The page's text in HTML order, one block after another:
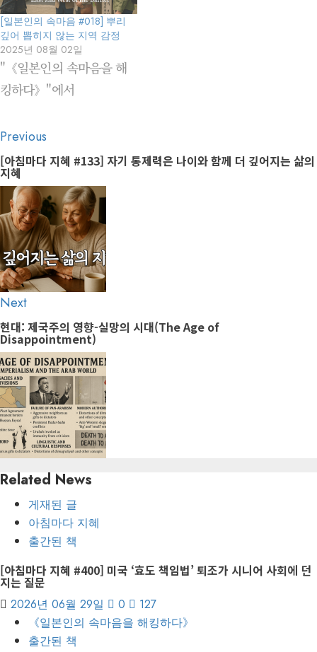
[일본인의 속마음 #018] 뿌리
깊어 뽑히지 않는 지역 감정
2025년 08월 02일
"《일본인의 속마음을 해
킹하다》"에서
Post
navigation
Previous
post:
[아침마다 지혜 #133] 자기 통제력은 나이와 함께 더 깊어지는 삶의
지혜
NextNext
post:
현대: 제국주의 영향-실망의 시대(The Age of
Disappointment)
Related News
게재된 글
아침마다 지혜
출간된 책
[아침마다 지혜 #400] 미국 ‘효도 책임법’ 퇴조가 시니어 사회에 던
지는 질문
2026년 06월 29일 0
127
《일본인의 속마음을 해킹하다》
출간된 책